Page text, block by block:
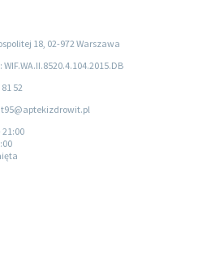
18, 02-972 Warszawa
52
21:00